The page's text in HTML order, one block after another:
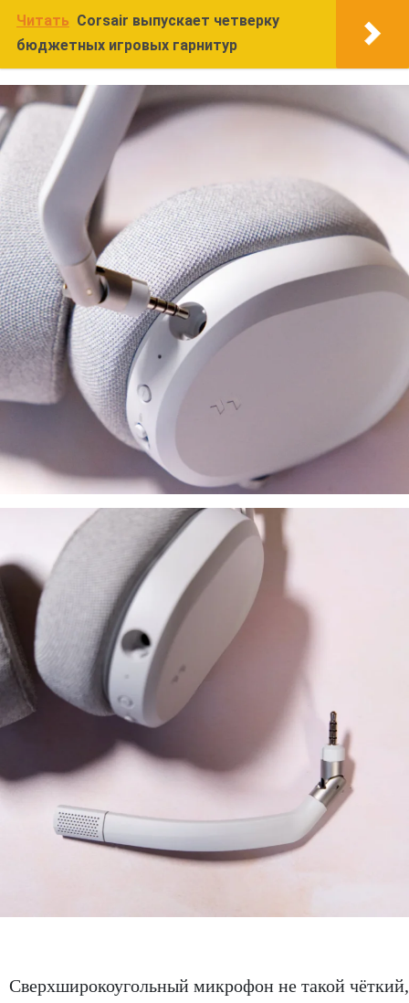
Читать Corsair выпускает четверку
бюджетных игровых гарнитур
Сверхширокоугольный микрофон не такой чёткий,